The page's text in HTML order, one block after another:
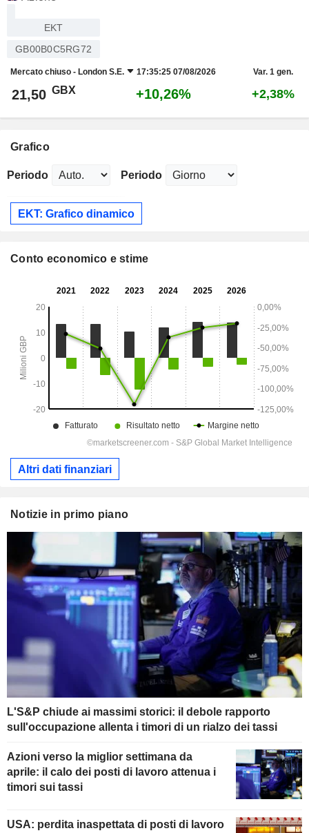
EKT
GB00B0C5RG72
Mercato chiuso - London S.E. 17:35:25 07/08/2026 Var. 1 gen.
21,50 GBX +10,26% +2,38%
Grafico
Periodo Periodo
EKT: Grafico dinamico
Conto economico e stime
Altri dati finanziari
Notizie in primo piano
L'S&P chiude ai massimi storici: il debole rapporto
sull'occupazione allenta i timori di un rialzo dei tassi
Azioni verso la miglior settimana da
aprile: il calo dei posti di lavoro attenua i
timori sui tassi
USA: perdita inaspettata di posti di lavoro